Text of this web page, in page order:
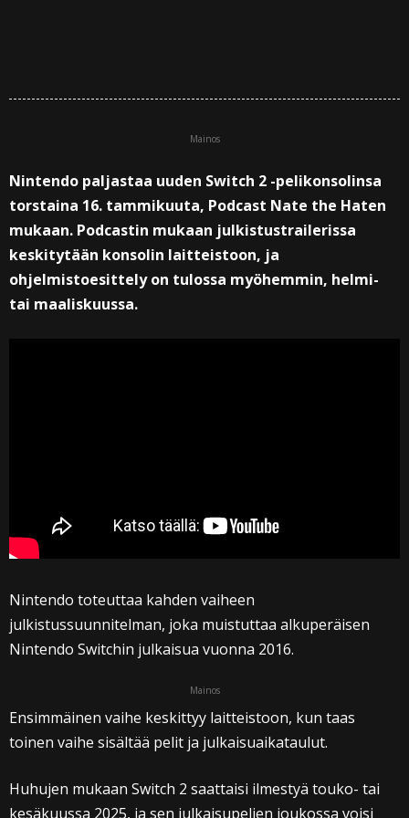
Mainos
Nintendo paljastaa uuden Switch 2 -pelikonsolinsa
torstaina 16. tammikuuta, Podcast Nate the Haten
mukaan. Podcastin mukaan julkistustrailerissa
keskitytään konsolin laitteistoon, ja
ohjelmistoesittely on tulossa myöhemmin, helmi-
tai maaliskuussa.
Nintendo toteuttaa kahden vaiheen
julkistussuunnitelman, joka muistuttaa alkuperäisen
Nintendo Switchin julkaisua vuonna 2016.
Mainos
Ensimmäinen vaihe keskittyy laitteistoon, kun taas
toinen vaihe sisältää pelit ja julkaisuaikataulut.
Huhujen mukaan Switch 2 saattaisi ilmestyä touko- tai
kesäkuussa 2025, ja sen julkaisupelien joukossa voisi